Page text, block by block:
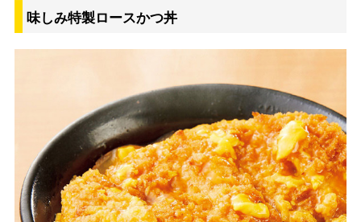
味しみ特製ロースかつ丼